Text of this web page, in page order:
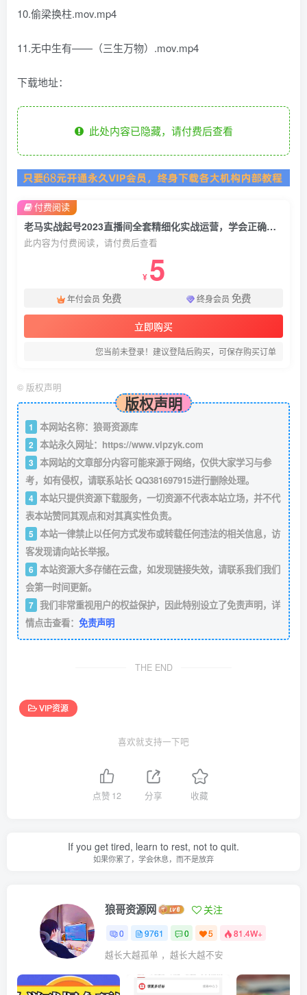
10.偷梁换柱.mov.mp4
11.无中生有——（三生万物）.mov.mp4
下载地址：
此处内容已隐藏，请付费后查看
老马实战起号2023直播间全套精细化实战运营，学会正确的起号方式，精细化长期运营直播间
此内容为付费阅读，请付费后查看
¥ 5
年付会员 免费 终身会员 免费
立即购买
您当前未登录！建议登陆后购买，可保存购买订单
付费阅读
© 版权声明
版权声明
1 本网站名称：狼哥资源库
2 本站永久网址： https://www.vipzyk.com
3 本网站的文章部分内容可能来源于网络，仅供大家学习与参
考，如有侵权，请联系站长 QQ381697915进行删除处理。
4 本站只提供资源下载服务，一切资源不代表本站立场，并不代
表本站赞同其观点和对其真实性负责。
5 本站一律禁止以任何方式发布或转载任何违法的相关信息，访
客发现请向站长举报。
6 本站资源大多存储在云盘，如发现链接失效，请联系我们我们
会第一时间更新。
7 我们非常重视用户的权益保护，因此特别设立了免责声明，详
情点击查看： 免责声明
THE END
VIP资源
喜欢就支持一下吧
点赞 12 分享 收藏
If you get tired, learn to rest, not to quit.
如果你累了，学会休息，而不是放弃
狼哥资源网 关注
0 9761 0 5 81.4W+
越长大越孤单 ，越长大越不安